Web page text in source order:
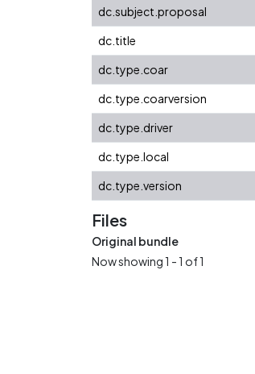
dc.subject.proposal
dc.title
dc.type.coar
dc.type.coarversion
dc.type.driver
dc.type.local
dc.type.version
Files
Original bundle
Now showing1 - 1 of 1